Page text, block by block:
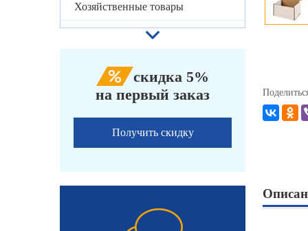
Хозяйственные товары
скидка 5%
на первый заказ
Получить скидку